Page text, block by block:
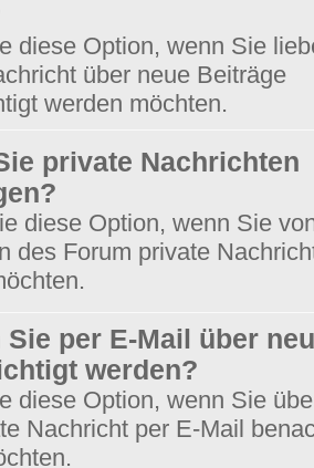
diese Option, wenn Sie
über neue Beiträge
werden möchten.
private Nachrichten
diese Option, wenn Sie
des Forum private
Sie per E-Mail über
werden?
diese Option, wenn Sie
Nachricht per E-Mail